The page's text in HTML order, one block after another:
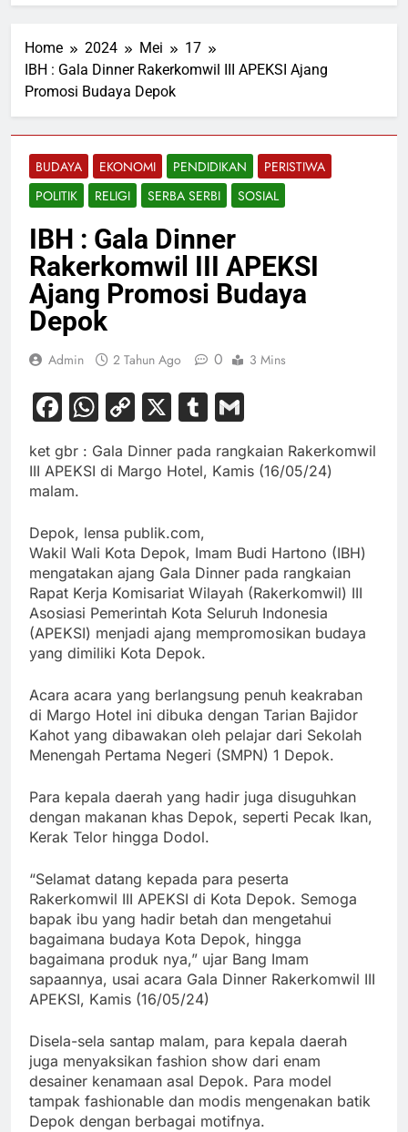
Home 2024 Mei
17
IBH : Gala Dinner Rakerkomwil III APEKSI Ajang
Promosi Budaya Depok
BUDAYA EKONOMI PENDIDIKAN
PERISTIWA
POLITIK
RELIGI SERBA SERBI SOSIAL
IBH : Gala Dinner
Rakerkomwil III APEKSI
Ajang Promosi Budaya
Depok
Admin 2 Tahun Ago 0 3 Mins
Facebook
WhatsApp
Copy
Link
X Tumblr
ket gbr : Gala Dinner pada rangkaian Rakerkomwil
III APEKSI di Margo Hotel, Kamis (16/05/24)
malam.
Depok, lensa publik.com,
Wakil Wali Kota Depok, Imam Budi Hartono (IBH)
mengatakan ajang Gala Dinner pada rangkaian
Rapat Kerja Komisariat Wilayah (Rakerkomwil) III
Asosiasi Pemerintah Kota Seluruh Indonesia
(APEKSI) menjadi ajang mempromosikan budaya
yang dimiliki Kota Depok.
Acara acara yang berlangsung penuh keakraban
di Margo Hotel ini dibuka dengan Tarian Bajidor
Kahot yang dibawakan oleh pelajar dari Sekolah
Menengah Pertama Negeri (SMPN) 1 Depok.
Para kepala daerah yang hadir juga disuguhkan
dengan makanan khas Depok, seperti Pecak Ikan,
Kerak Telor hingga Dodol.
“Selamat datang kepada para peserta
Rakerkomwil III APEKSI di Kota Depok. Semoga
bapak ibu yang hadir betah dan mengetahui
bagaimana budaya Kota Depok, hingga
bagaimana produk nya,” ujar Bang Imam
sapaannya, usai acara Gala Dinner Rakerkomwil III
APEKSI, Kamis (16/05/24)
Disela-sela santap malam, para kepala daerah
juga menyaksikan fashion show dari enam
desainer kenamaan asal Depok. Para model
tampak fashionable dan modis mengenakan batik
Depok dengan berbagai motifnya.